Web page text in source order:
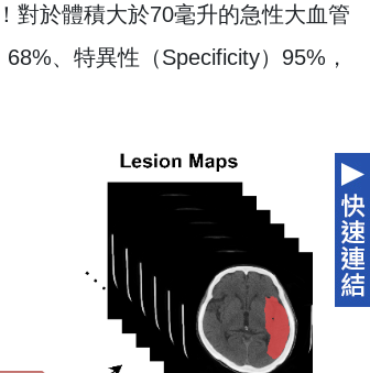
對於體積大於70毫升的急性大血管
、特異性（Specificity）95%，